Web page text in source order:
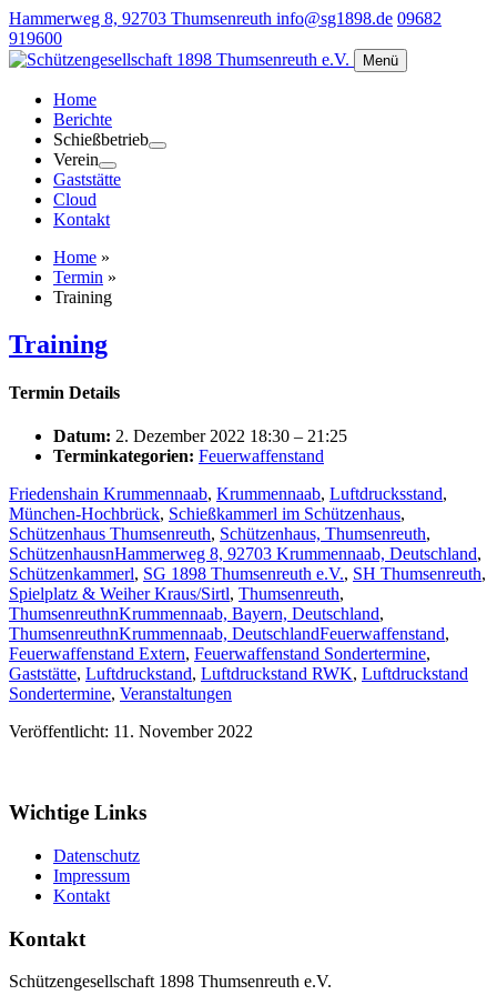
Hammerweg 8, 92703 Thumsenreuth info@sg1898.de 09682
919600
Menü
Home
Berichte
Schießbetrieb
Verein
Gaststätte
Cloud
Kontakt
Home »
Termin »
Training
Training
Termin Details
Datum: 2. Dezember 2022 18:30 – 21:25
Terminkategorien: Feuerwaffenstand
Friedenshain Krummennaab, Krummennaab, Luftdrucksstand,
München-Hochbrück, Schießkammerl im Schützenhaus,
Schützenhaus Thumsenreuth, Schützenhaus, Thumsenreuth,
SchützenhausnHammerweg 8, 92703 Krummennaab, Deutschland,
Schützenkammerl, SG 1898 Thumsenreuth e.V., SH Thumsenreuth,
Spielplatz & Weiher Kraus/Sirtl, Thumsenreuth,
ThumsenreuthnKrummennaab, Bayern, Deutschland,
ThumsenreuthnKrummennaab, DeutschlandFeuerwaffenstand,
Feuerwaffenstand Extern, Feuerwaffenstand Sondertermine,
Gaststätte, Luftdruckstand, Luftdruckstand RWK, Luftdruckstand
Sondertermine, Veranstaltungen
Veröffentlicht: 11. November 2022
Wichtige Links
Datenschutz
Impressum
Kontakt
Kontakt
Schützengesellschaft 1898 Thumsenreuth e.V.